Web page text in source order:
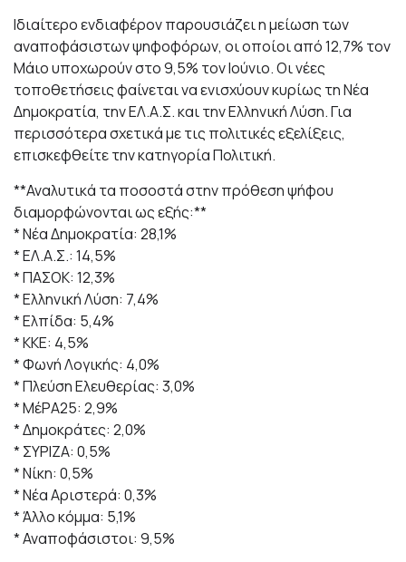
Ιδιαίτερο ενδιαφέρον παρουσιάζει η μείωση των
αναποφάσιστων ψηφοφόρων, οι οποίοι από 12,7% τον
Μάιο υποχωρούν στο 9,5% τον Ιούνιο. Οι νέες
τοποθετήσεις φαίνεται να ενισχύουν κυρίως τη Νέα
Δημοκρατία, την ΕΛ.Α.Σ. και την Ελληνική Λύση. Για
περισσότερα σχετικά με τις πολιτικές εξελίξεις,
επισκεφθείτε την κατηγορία Πολιτική.
**Αναλυτικά τα ποσοστά στην πρόθεση ψήφου
διαμορφώνονται ως εξής:**
* Νέα Δημοκρατία: 28,1%
* ΕΛ.Α.Σ.: 14,5%
* ΠΑΣΟΚ: 12,3%
* Ελληνική Λύση: 7,4%
* Ελπίδα: 5,4%
* ΚΚΕ: 4,5%
* Φωνή Λογικής: 4,0%
* Πλεύση Ελευθερίας: 3,0%
* ΜέΡΑ25: 2,9%
* Δημοκράτες: 2,0%
* ΣΥΡΙΖΑ: 0,5%
* Νίκη: 0,5%
* Νέα Αριστερά: 0,3%
* Άλλο κόμμα: 5,1%
* Αναποφάσιστοι: 9,5%